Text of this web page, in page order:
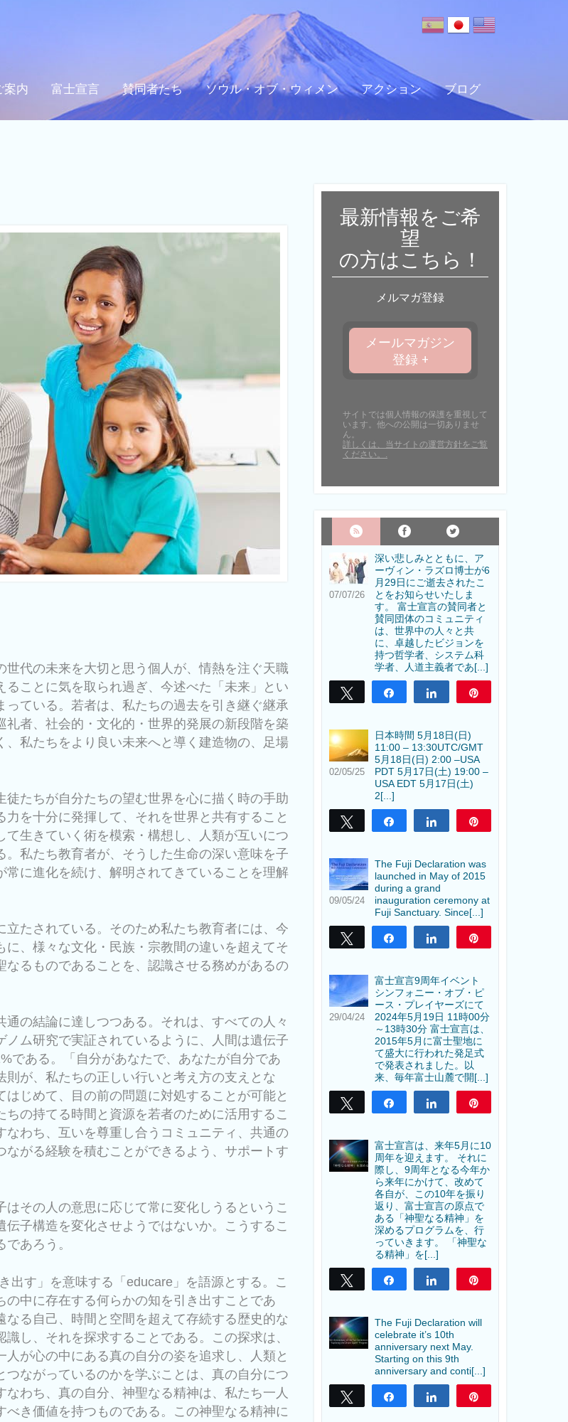
案内 富士宣言 賛同者たち ソウル・オブ・ウィメン アクション ブログ
代の未来を大切と思う個人が、情熱を注ぐ天職
ことに気を取られ過ぎ、今述べた「未来」とい
ている。若者は、私たちの過去を引き継ぐ継承
者、社会的・文化的・世界的発展の新段階を築
私たちをより良い未来へと導く建造物の、足場
たちが自分たちの望む世界を心に描く時の手助
を十分に発揮して、それを世界と共有すること
生きていく術を模索・構想し、人類が互いにつ
私たち教育者が、そうした生命の深い意味を子
に進化を続け、解明されてきていることを理解
たされている。そのため私たち教育者には、今
、様々な文化・民族・宗教間の違いを超えてそ
るものであることを、認識させる務めがあるの
の結論に達しつつある。それは、すべての人々
ム研究で実証されているように、人間は遺伝子
である。「自分があなたで、あなたが自分であ
が、私たちの正しい行いと考え方の支えとな
じめて、目の前の問題に対処することが可能と
の持てる時間と資源を若者のために活用するこ
わち、互いを尊重し合うコミュニティ、共通の
がる経験を積むことができるよう、サポートす
その人の意思に応じて常に変化しうるというこ
子構造を変化させようではないか。こうするこ
あろう。
出す」を意味する「educare」を語源とする。こ
中に存在する何らかの知を引き出すことであ
る自己、時間と空間を超えて存続する歴史的な
し、それを探求することである。この探求は、
が心の中にある真の自分の姿を追求し、人類と
ながっているのかを学ぶことは、真の自分につ
わち、真の自分、神聖なる精神は、私たち一人
き価値を持つものである。この神聖なる精神に
最新情報をご希
望
の方はこちら！
メルマガ登録
メールマガジン
登録 +
サイトでは個人情報の保護を重視して
います。他への公開は一切ありませ
ん。
詳しくは、当サイトの運営方針をご覧
ください。.
07/07/26
深い悲しみとともに、ア
ーヴィン・ラズロ博士が6
月29日にご逝去されたこ
とをお知らせいたしま
す。 富士宣言の賛同者と
賛同団体のコミュニティ
は、世界中の人々と共
に、卓越したビジョンを
持つ哲学者、システム科
学者、人道主義者であ[...]
Tweet Share Share
02/05/25
日本時間 5月18日(日)
11:00 – 13:30UTC/GMT
5月18日(日) 2:00 –USA
PDT 5月17日(土) 19:00 –
USA EDT 5月17日(土)
2[...]
Tweet Share Share
09/05/24
The Fuji Declaration was
launched in May of 2015
during a grand
inauguration ceremony at
Fuji Sanctuary. Since[...]
Tweet Share Share
29/04/24
富士宣言9周年イベント
シンフォニー・オブ・ピ
ース・プレイヤーズにて
2024年5月19日 11時00分
～13時30分 富士宣言は、
2015年5月に富士聖地に
て盛大に行われた発足式
で発表されました。以
来、毎年富士山麓で開[...]
Tweet Share Share
富士宣言は、来年5月に10
周年を迎えます。 それに
際し、9周年となる今年か
ら来年にかけて、改めて
各自が、この10年を振り
返り、富士宣言の原点で
ある「神聖なる精神」を
深めるプログラムを、行
っていきます。 「神聖な
る精神」を[...]
Tweet Share Share
The Fuji Declaration will
celebrate it’s 10th
anniversary next May.
Starting on this 9th
anniversary and conti[...]
Tweet Share Share